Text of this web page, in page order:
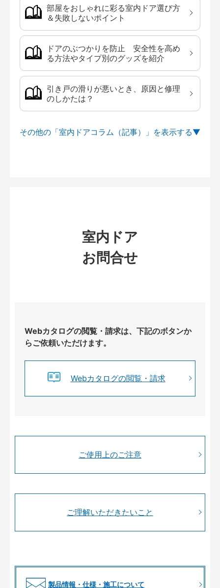
部屋をおしゃれに彩る室内ドア選び方
＆失敗しないポイント
ドアのぶつかりを防止 安全性を高め
る方法やタイプ別のグッズを紹介
引き戸の滑りが悪いとき、原因と修理
のしかたは？
その他の「室内ドアコラム（記事）」を
室内ドア
お問合せ
Webカタログの閲覧・請求は、下記のボタンか
らご依頼いただけます。
Webカタログの閲覧・請求
ご使用上のご注意
ご理解いただきたいこと
製品情報・仕様・施工について